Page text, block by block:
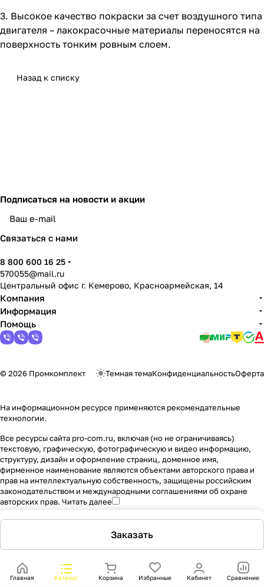
3. Высокое качество покраски за счет воздушного типа
двигателя – лакокрасочные материалы переносятся на
поверхность тонким ровным слоем.
Назад к списку
Подписаться на новости и акции
Связаться с нами
8 800 600 16 25
570055@mail.ru
Центральный офис г. Кемерово, Красноармейская, 14
Компания
Информация
Помощь
© 2026 Промкомплект Темная темаКонфиденциальностьОферта
На информационном ресурсе применяются рекомендательные
технологии.
Все ресурсы сайта pro-com.ru, включая (но не ограничиваясь)
текстовую, графическую, фотографическую и видео информацию,
структуру, дизайн и оформление страниц, доменное имя,
фирменное наименование являются объектами авторского права и
прав на интеллектуальную собственность, защищены российским
законодательством и международными соглашениями об охране
авторских прав. Читать далее
Заказать
Главная Каталог Корзина Избранные Кабинет Сравнение